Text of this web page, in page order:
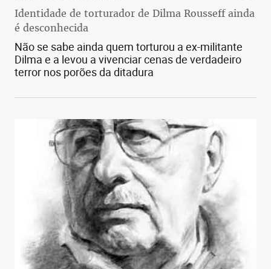
Identidade de torturador de Dilma Rousseff ainda
é desconhecida
Não se sabe ainda quem torturou a ex-militante
Dilma e a levou a vivenciar cenas de verdadeiro
terror nos porões da ditadura